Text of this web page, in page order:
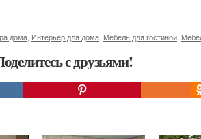
дома Интерьер для дома Мебель для гостиной
с друзьями!